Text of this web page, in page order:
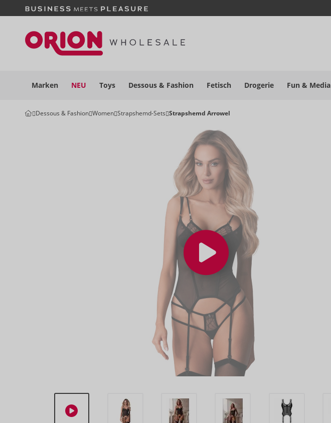
Marken NEU Toys Dessous & Fashion Fetisch Drogerie Fun & Media
Dessous & Fashion Women Strapshemd-Sets Strapshemd Arrowel